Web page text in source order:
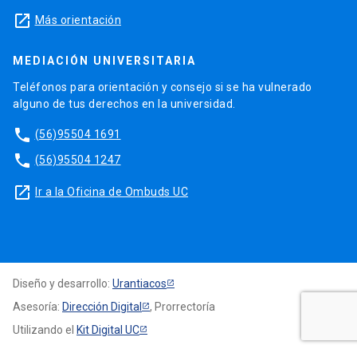
launch Más orientación
MEDIACIÓN UNIVERSITARIA
Teléfonos para orientación y consejo si se ha vulnerado
alguno de tus derechos en la universidad.
phone (56)95504 1691
phone (56)95504 1247
launch Ir a la Oficina de Ombuds UC
Diseño y desarrollo: Urantiacos
Asesoría: Dirección Digital
, Prorrectoría
Utilizando el Kit Digital UC